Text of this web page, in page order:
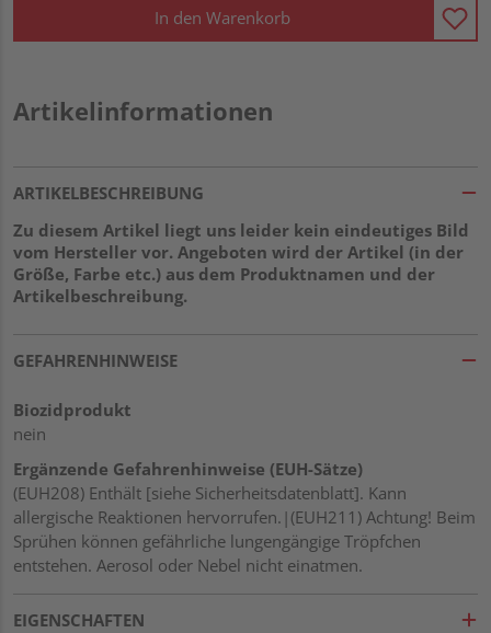
In den Warenkorb
Artikelinformationen
ARTIKELBESCHREIBUNG
Zu diesem Artikel liegt uns leider kein eindeutiges Bild
vom Hersteller vor. Angeboten wird der Artikel (in der
Größe, Farbe etc.) aus dem Produktnamen und der
Artikelbeschreibung.
GEFAHRENHINWEISE
Biozidprodukt
nein
Ergänzende Gefahrenhinweise (EUH-Sätze)
(EUH208) Enthält [siehe Sicherheitsdatenblatt]. Kann
allergische Reaktionen hervorrufen.|(EUH211) Achtung! Beim
Sprühen können gefährliche lungengängige Tröpfchen
entstehen. Aerosol oder Nebel nicht einatmen.
EIGENSCHAFTEN